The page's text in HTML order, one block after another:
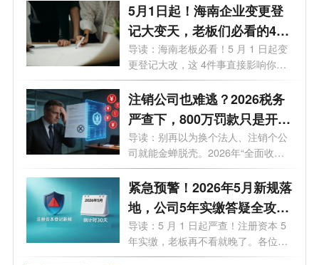
5月1日起！海南企业变更登
记大变天，老板们必看的4个
关键影响
导读：海南老板必看！5 月 1 日起变
更登记大改，这 4件事直接影响你的
钱袋...
注销公司也难逃？2026税务
严查下，800万罚款只是开
始！老板们的最后自救指南
导读：别再以为换个法人、注销个公
司就能金蝉脱壳。2026年“全面收割
期”...
紧急预警！2026年5月新规落
地，公司5年实缴答疑全攻
略，老板必看避坑
导读：5 月 1 日起严查！注册资本 5
年实缴，老板再不看就晚了。各位老
板、...